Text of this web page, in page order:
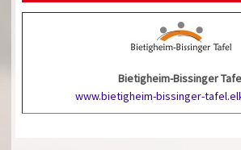
Bietigheim-Bissinger
www.bietigheim-bissinger-